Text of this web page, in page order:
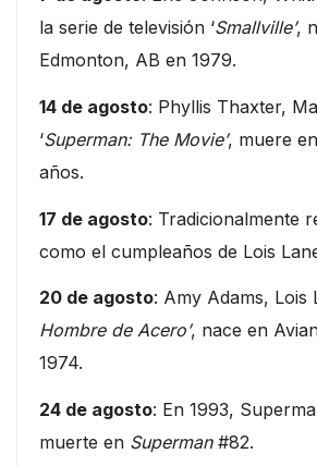
la serie de televisión ‘Smallville’,
Edmonton, AB en 1979.
14 de agosto: Phyllis Thaxter,
‘Superman: The Movie’, muere
años.
17 de agosto: Tradicionalmente
como el cumpleaños de Lois
20 de agosto: Amy Adams, Lois
Hombre de Acero’, nace en
1974.
24 de agosto: En 1993,
muerte en Superman#82.